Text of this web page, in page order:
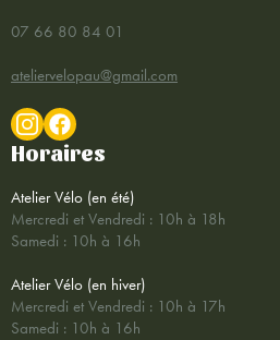
07 66 80 84 01
ateliervelopau@gmail.com
Horaires
Atelier Vélo (en été)
Mercredi et Vendredi : 10h à 18h
Samedi : 10h à 16h
Atelier Vélo (en hiver)
Mercredi et Vendredi : 10h à 17h
Samedi : 10h à 16h